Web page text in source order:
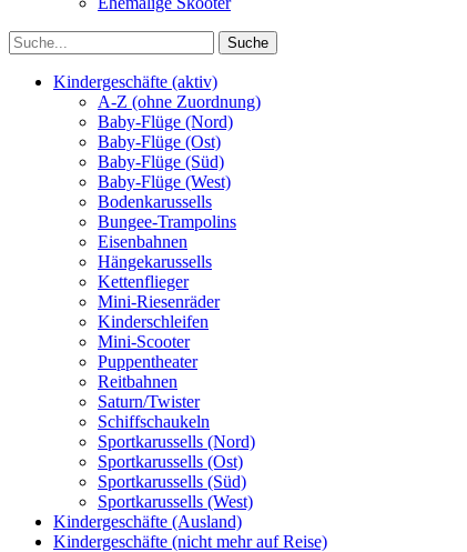
Kindergeschäfte (aktiv)
A-Z (ohne Zuordnung)
Baby-Flüge (Nord)
Baby-Flüge (Ost)
Baby-Flüge (Süd)
Baby-Flüge (West)
Bodenkarussells
Bungee-Trampolins
Eisenbahnen
Hängekarussells
Kettenflieger
Mini-Riesenräder
Kinderschleifen
Mini-Scooter
Puppentheater
Reitbahnen
Saturn/Twister
Schiffschaukeln
Sportkarussells (Nord)
Sportkarussells (Ost)
Sportkarussells (Süd)
Sportkarussells (West)
Kindergeschäfte (Ausland)
Kindergeschäfte (nicht mehr auf Reise)